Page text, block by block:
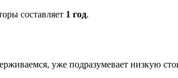
составляет 1 год.
уже подразумевает низкую